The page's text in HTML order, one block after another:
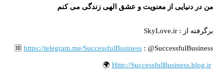
من در دنیایى از معنویت و عشق الهى زندگى مى کنم
برگرفته از : SkyLove.ir
🆔 https://telegram.me/SuccessfulBusiness : @SuccessfulBusiness
Http://SuccessfulBusiness.blog.ir
🌍